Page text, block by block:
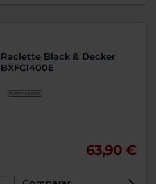
Raclette Black & Decker
BXFC1400E
63,90 €